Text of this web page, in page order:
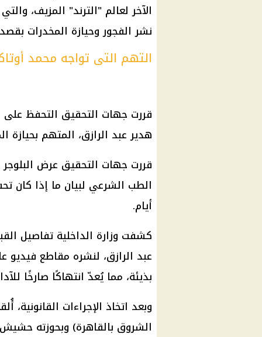
الآخر لعالم "الترند" المزيف،
نشر الفجور وحيازة المخدرات بقصد
التهم التى تواجه محمد
قررت جهات التحقيق التحفظ على
هدير عبد الرازق، المتهم
قررت جهات التحقيق عرض البلوجر
الطب الشرعي لبيان ما إذا كان
أيام.
كشفت وزارة الداخلية تفاصيل
عبد الرازق، لنشره مقاطع فيديو
بذيئة، مما يُعدّ انتهاكًا صارخًا
وبعد اتخاذ الإجراءات
الشروق بالقاهرة) وبحوزته